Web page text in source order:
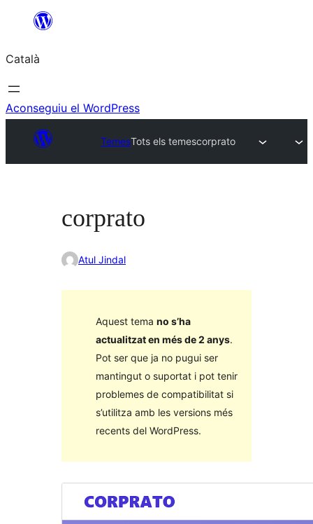
contingut
Català
Aconseguiu el WordPress
TemesTots els temescorprato
corprato
Atul Jindal
Aquest tema no s’ha
actualitzat en més de 2 anys.
Pot ser que ja no pugui ser
mantingut o suportat i pot tenir
problemes de compatibilitat si
s’utilitza amb les versions més
recents del WordPress.